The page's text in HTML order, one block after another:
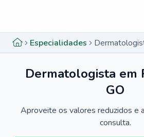
Especialidades
Dermatologista em
GO
Aproveite os valores reduzidos e
consulta.